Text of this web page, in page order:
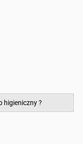
higieniczny ?